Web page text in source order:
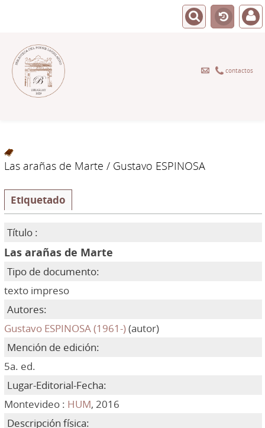
contactos
Las arañas de Marte / Gustavo ESPINOSA
Etiquetado
Título :
Las arañas de Marte
Tipo de documento:
texto impreso
Autores:
Gustavo ESPINOSA (1961-)(autor)
Mención de edición:
5a. ed.
Lugar-Editorial-Fecha:
Montevideo : HUM, 2016
Descripción física: